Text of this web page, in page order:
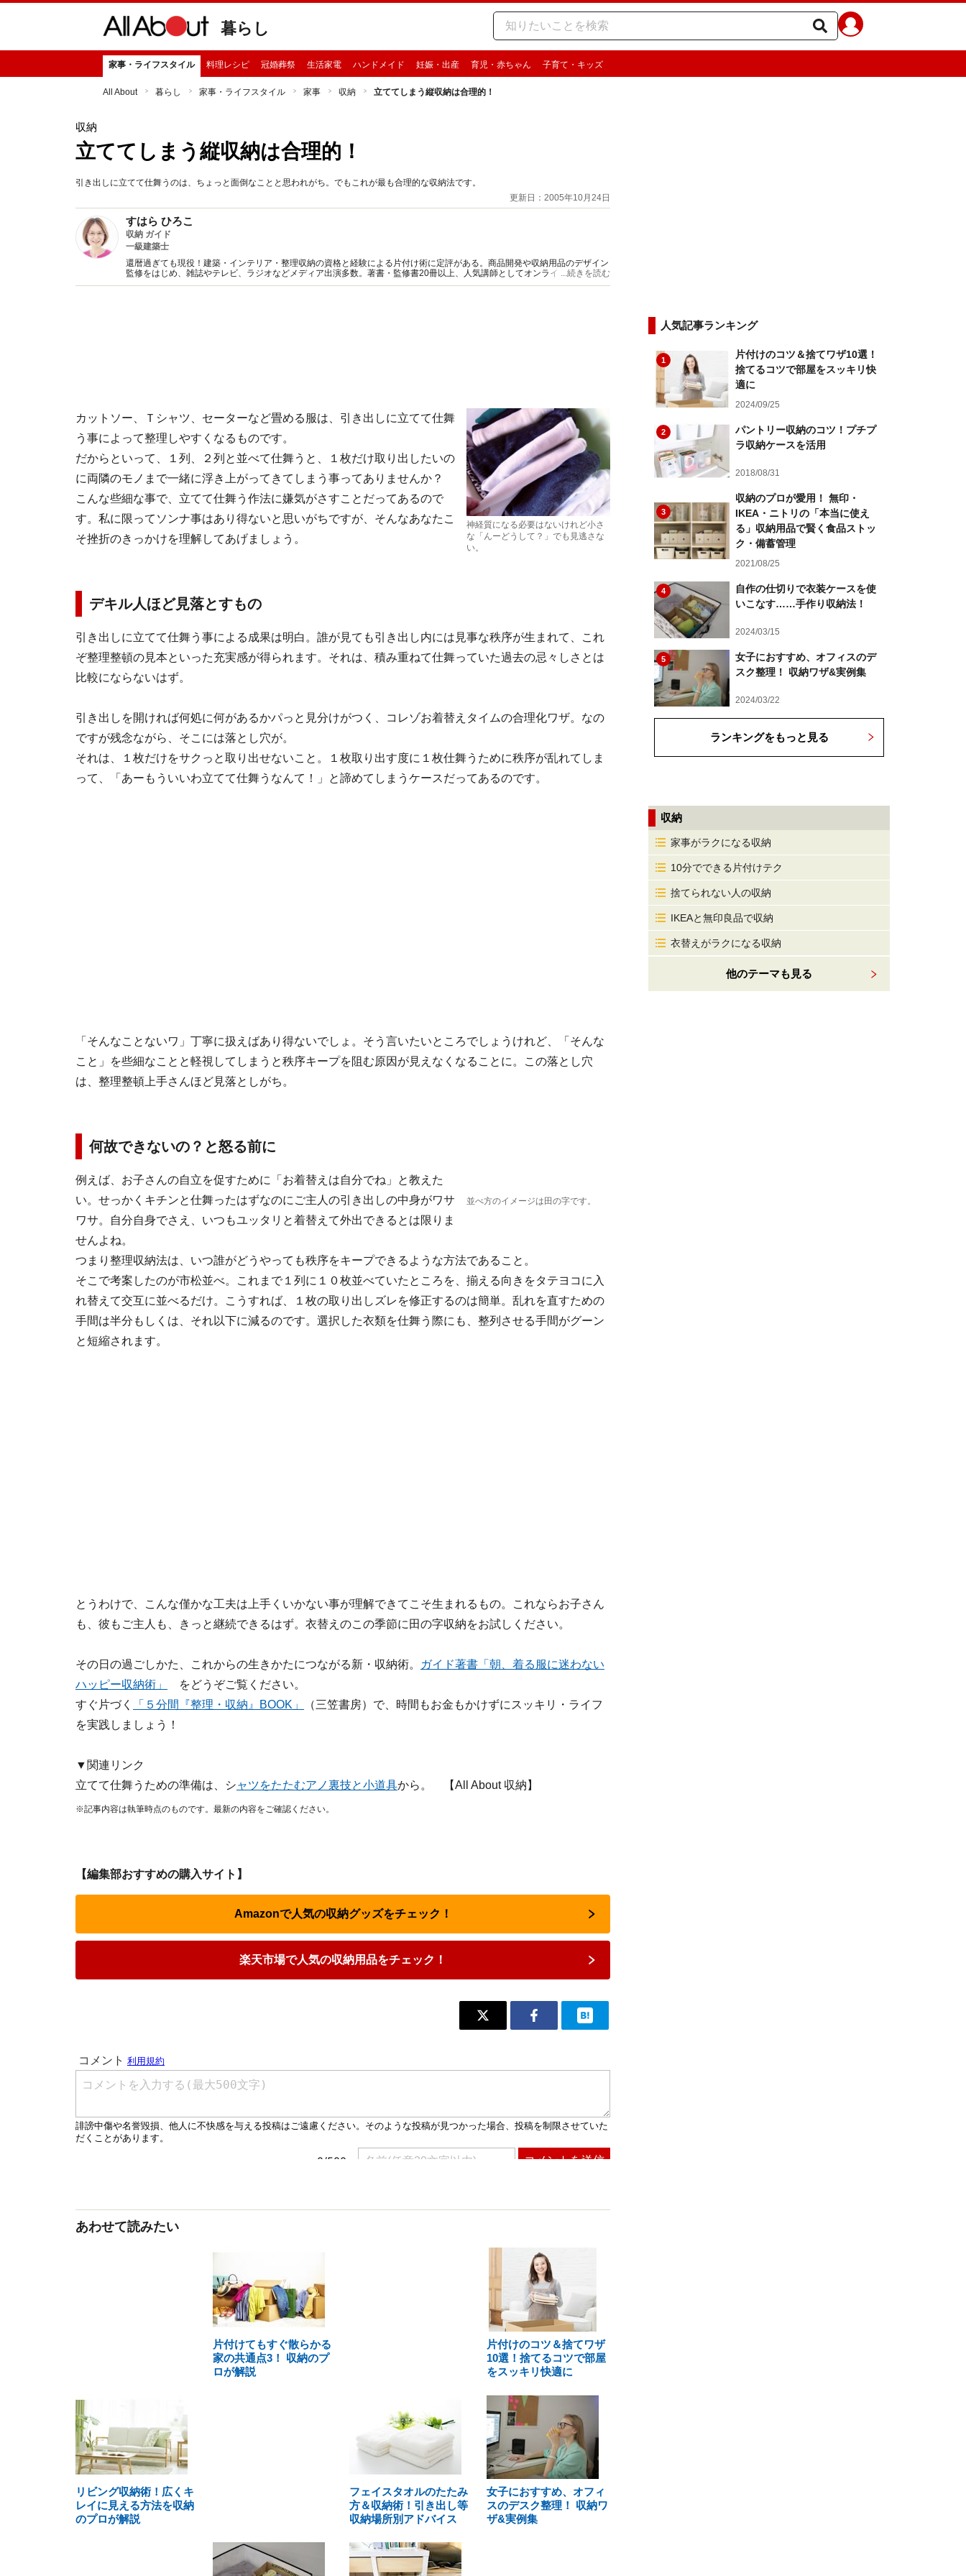
暮らし
家事・ライフスタイル 料理レシピ 冠婚葬祭 生活家電 ハンドメイド 妊娠・出産 育児・赤ちゃん 子育て・キッズ
All About 暮らし 家事・ライフスタイル 家事 収納 立ててしまう縦収納は合理的！
収納
立ててしまう縦収納は合理的！
引き出しに立てて仕舞うのは、ちょっと面倒なことと思われがち。でもこれが最も合理的な収納法です。
更新日：2005年10月24日
すはら ひろこ
収納 ガイド
一級建築士
還暦過ぎても現役！建築・インテリア・整理収納の資格と経験による片付け術に定評がある。商品開発や収納用品のデザイン
監修をはじめ、雑誌やテレビ、ラジオなどメディア出演多数。著書・監修書20冊以上、人気講師としてオンラインセミナーを
開催。プロとして共働き主婦の目線から追求したメソッドが好評。
...続きを読む
神経質になる必要はないけれど小さ
な「んーどうして？」でも見逃さな
い。
カットソー、Ｔシャツ、セーターなど畳める服は、引き出しに立てて仕舞
う事によって整理しやすくなるものです。
だからといって、１列、２列と並べて仕舞うと、１枚だけ取り出したいの
に両隣のモノまで一緒に浮き上がってきてしまう事ってありませんか？
こんな些細な事で、立てて仕舞う作法に嫌気がさすことだってあるので
す。私に限ってソンナ事はあり得ないと思いがちですが、そんなあなたこ
そ挫折のきっかけを理解してあげましょう。
デキル人ほど見落とすもの
引き出しに立てて仕舞う事による成果は明白。誰が見ても引き出し内には見事な秩序が生まれて、これ
ぞ整理整頓の見本といった充実感が得られます。それは、積み重ねて仕舞っていた過去の忌々しさとは
比較にならないはず。
引き出しを開ければ何処に何があるかパっと見分けがつく、コレゾお着替えタイムの合理化ワザ。なの
ですが残念ながら、そこには落とし穴が。
それは、１枚だけをサクっと取り出せないこと。１枚取り出す度に１枚仕舞うために秩序が乱れてしま
って、「あーもういいわ立てて仕舞うなんて！」と諦めてしまうケースだってあるのです。
「そんなことないワ」丁寧に扱えばあり得ないでしょ。そう言いたいところでしょうけれど、「そんな
こと」を些細なことと軽視してしまうと秩序キープを阻む原因が見えなくなることに。この落とし穴
は、整理整頓上手さんほど見落としがち。
何故できないの？と怒る前に
並べ方のイメージは田の字です。
例えば、お子さんの自立を促すために「お着替えは自分でね」と教えた
い。せっかくキチンと仕舞ったはずなのにご主人の引き出しの中身がワサ
ワサ。自分自身でさえ、いつもユッタリと着替えて外出できるとは限りま
せんよね。
つまり整理収納法は、いつ誰がどうやっても秩序をキープできるような方法であること。
そこで考案したのが市松並べ。これまで１列に１０枚並べていたところを、揃える向きをタテヨコに入
れ替えて交互に並べるだけ。こうすれば、１枚の取り出しズレを修正するのは簡単。乱れを直すための
手間は半分もしくは、それ以下に減るのです。選択した衣類を仕舞う際にも、整列させる手間がグーン
と短縮されます。
とうわけで、こんな僅かな工夫は上手くいかない事が理解できてこそ生まれるもの。これならお子さん
も、彼もご主人も、きっと継続できるはず。衣替えのこの季節に田の字収納をお試しください。
その日の過ごしかた、これからの生きかたにつながる新・収納術。
ガイド著書「朝、着る服に迷わない
ハッピー収納術」
をどうぞご覧ください。
すぐ片づく
「５分間『整理・収納』BOOK」
（三笠書房）で、時間もお金もかけずにスッキリ・ライフ
を実践しましょう！
▼関連リンク
立てて仕舞うための準備は、シャツをたたむアノ裏技と小道具から。 【All About 収納】
※記事内容は執筆時点のものです。最新の内容をご確認ください。
【編集部おすすめの購入サイト】
Amazonで人気の収納グッズをチェック！
楽天市場で人気の収納用品をチェック！
あわせて読みたい
片付けてもすぐ散らかる
家の共通点3！ 収納のプ
ロが解説
片付けのコツ＆捨てワザ
10選！捨てるコツで部屋
をスッキリ快適に
リビング収納術！広くキ
レイに見える方法を収納
のプロが解説
フェイスタオルのたたみ
方＆収納術！引き出し等
収納場所別アドバイス
女子におすすめ、オフィ
スのデスク整理！ 収納ワ
ザ&実例集
人気記事ランキング
1
片付けのコツ＆捨てワザ10選！
捨てるコツで部屋をスッキリ快
適に
2024/09/25
2
パントリー収納のコツ！プチプ
ラ収納ケースを活用
2018/08/31
3
収納のプロが愛用！ 無印・
IKEA・ニトリの「本当に使え
る」収納用品で賢く食品ストッ
ク・備蓄管理
2021/08/25
4
自作の仕切りで衣装ケースを使
いこなす……手作り収納法！
2024/03/15
5
女子におすすめ、オフィスのデ
スク整理！ 収納ワザ&実例集
2024/03/22
ランキングをもっと見る
収納
家事がラクになる収納
10分でできる片付けテク
捨てられない人の収納
IKEAと無印良品で収納
衣替えがラクになる収納
他のテーマも見る